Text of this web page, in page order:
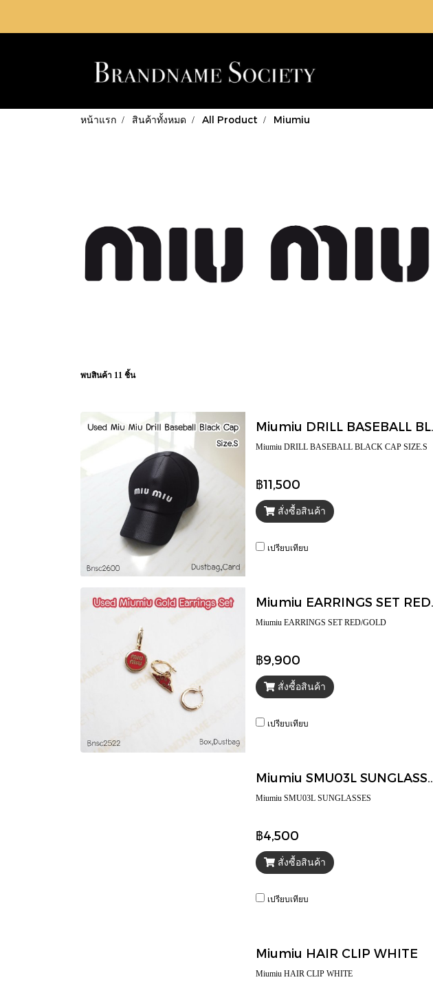
หน้าแรก สินค้าทั้งหมด All Product Miumiu
พบสินค้า 11 ชิ้น
Miumiu DRILL BASEBALL BLACK CAP SIZE.S
฿11,500
สั่งซื้อสินค้า
เปรียบเทียบ
Miumiu EARRINGS SET RED/GOLD
฿9,900
สั่งซื้อสินค้า
เปรียบเทียบ
Miumiu SMU03L SUNGLASSES
฿4,500
สั่งซื้อสินค้า
เปรียบเทียบ
Miumiu HAIR CLIP WHITE
Miumiu HAIR CLIP WHITE